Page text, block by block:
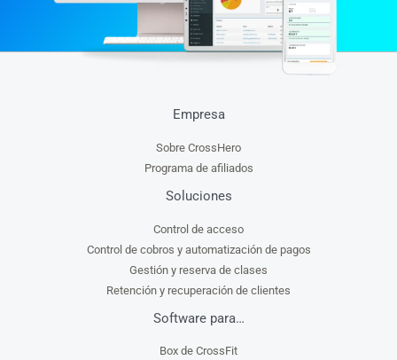
Empresa
Sobre CrossHero
Programa de afiliados
Soluciones
Control de acceso
Control de cobros y automatización de pagos
Gestión y reserva de clases
Retención y recuperación de clientes
Software para…
Box de CrossFit